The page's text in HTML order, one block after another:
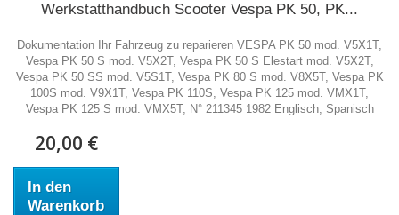
Werkstatthandbuch Scooter Vespa PK 50, PK...
Dokumentation Ihr Fahrzeug zu reparieren VESPA PK 50 mod. V5X1T,
Vespa PK 50 S mod. V5X2T, Vespa PK 50 S Elestart mod. V5X2T,
Vespa PK 50 SS mod. V5S1T, Vespa PK 80 S mod. V8X5T, Vespa PK
100S mod. V9X1T, Vespa PK 110S, Vespa PK 125 mod. VMX1T,
Vespa PK 125 S mod. VMX5T, N° 211345 1982 Englisch, Spanisch
20,00 €
In den
Warenkorb